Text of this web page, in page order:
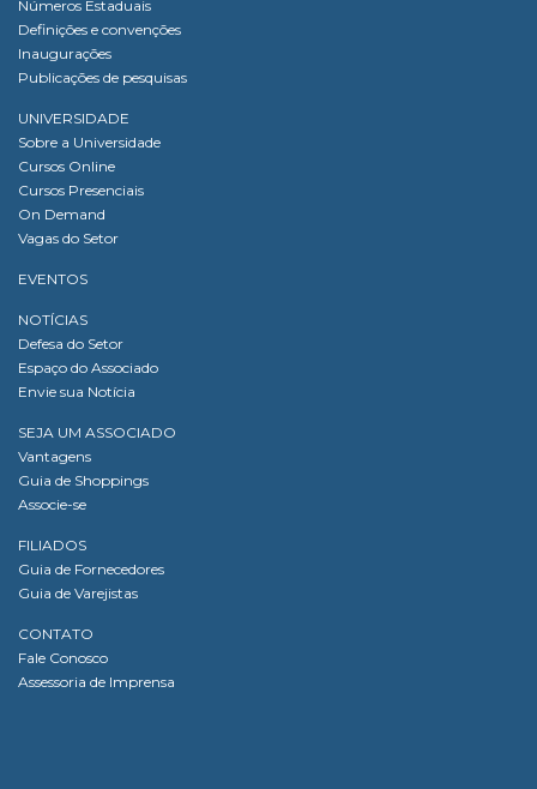
Números Estaduais
Definições e convenções
Inaugurações
Publicações de pesquisas
UNIVERSIDADE
Sobre a Universidade
Cursos Online
Cursos Presenciais
On Demand
Vagas do Setor
EVENTOS
NOTÍCIAS
Defesa do Setor
Espaço do Associado
Envie sua Notícia
SEJA UM ASSOCIADO
Vantagens
Guia de Shoppings
Associe-se
FILIADOS
Guia de Fornecedores
Guia de Varejistas
CONTATO
Fale Conosco
Assessoria de Imprensa